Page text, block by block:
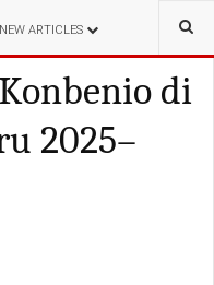
NEW ARTICLES
di
2025–